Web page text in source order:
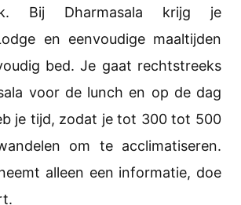
Bij Dharmasala krijg je
en eenvoudige maaltijden
bed. Je gaat rechtstreeks
voor de lunch en op de dag
je tijd, zodat je tot 300 tot 500
om te acclimatiseren.
alleen een informatie, doe